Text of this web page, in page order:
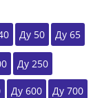
Ду 50 Ду 65
Ду 250
Ду 600
Ду 700